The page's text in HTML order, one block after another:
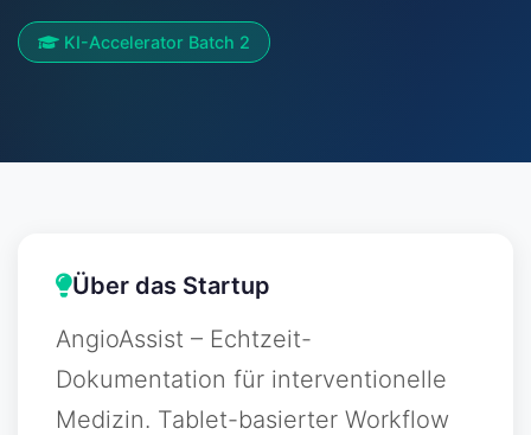
KI-Accelerator Batch 2
Über das Startup
AngioAssist – Echtzeit-
Dokumentation für interventionelle
Medizin. Tablet-basierter Workflow